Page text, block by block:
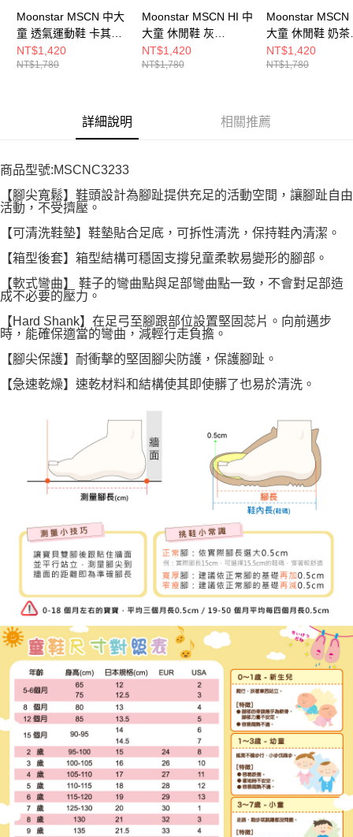
Moonstar MSCN 中大
童 透氣運動鞋 卡其
MSCNC3238
NT$1,420
NT$1,780
Moonstar MSCN HI 中
大童 休閒鞋 灰
MSCNC4137
NT$1,420
NT$1,780
Moonstar MSCN
大童 休閒鞋 奶茶
MSCNC4133
NT$1,420
NT$1,780
詳細說明 相關推薦
商品型號:MSCNC3233
【腳尖寬鬆】鞋頭設計為腳趾提供充足的活動空間，讓腳趾自由
活動，不受擠壓。
【可清洗鞋墊】鞋墊貼合足底，可拆性清洗，保持鞋內清潔。
【箱型後套】箱型結構可穩固支撐兒童柔軟易變形的腳部。
【軟式彎曲】 鞋子的彎曲點與足部彎曲點一致，不會對足部造
成不必要的壓力。
【Hard Shank】在足弓至腳跟部位設置堅固蕊片。向前邁步
時，能確保適當的彎曲，減輕行走負擔。
【腳尖保護】耐衝擊的堅固腳尖防護，保護腳趾。
【急速乾燥】速乾材料和結構使其即使髒了也易於清洗。